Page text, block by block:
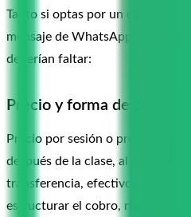
Tanto si optas por un contrato
mensaje de WhatsApp, estos
deberían faltar:
Precio y forma de pago
Precio por sesión o precio del
después de la clase, al inicio del
transferencia, efectivo). Si
estructurar el cobro, nuestra guía